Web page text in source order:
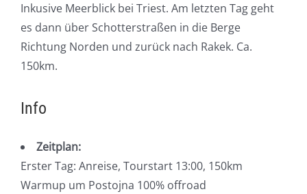
Inkusive Meerblick bei Triest. Am letzten Tag geht
es dann über Schotterstraßen in die Berge
Richtung Norden und zurück nach Rakek. Ca.
150km.
Info
Zeitplan:
Erster Tag: Anreise, Tourstart 13:00, 150km
Warmup um Postojna 100% offroad